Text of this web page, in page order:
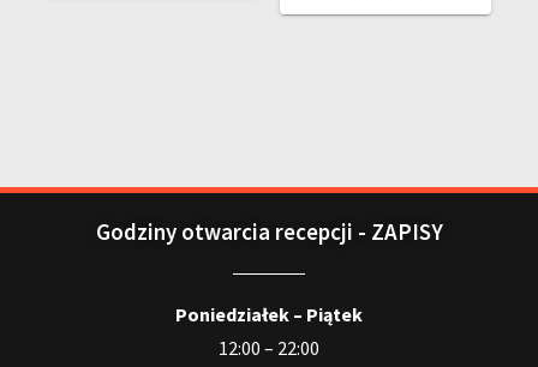
Godziny otwarcia recepcji - ZAPISY
Poniedziałek – Piątek
12:00 – 22:00